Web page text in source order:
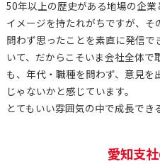
50年以上の歴史がある地場の企
イメージを持たれがちですが、
問わず思ったことを素直に発信で
いて、だからこそいま会社全体で
も、年代・職種を問わず、意見
じゃないかと感じています。
とてもいい雰囲気の中で成長でき
愛知支